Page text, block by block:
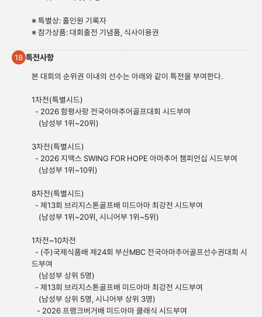
※ 특별상: 홀인원 기록자
※ 참가상품: 대회출전 기념품, 식사이용권
18 특전사항
본 대회의 순위권 이내의 선수는 아래와 같이 특전을 부여한다.
1차전(특별시드)
- 2026 함평사랑 전국아마추어골프대회 시드부여
(남성부 1위~20위)
3차전(특별시드)
- 2026 지맥스 SWING FOR HOPE 아마추어 챔피언십 시드부여
(남성부 1위~10위)
8차전(특별시드)
- 제13회 브리지스톤골프배 미드아마 최강전 시드부여
(남성부 1위~20위, 시니어부 1위~5위)
1차전~10차전
- (주)국제식품배 제24회 부산MBC 전국아마추어골프선수권대회 시
드부여
(남성부 상위 5명)
- 제13회 브리지스톤골프배 미드아마 최강전 시드부여
(남성부 상위 5명, 시니어부 상위 3명)
- 2026 프랭크버거배 미드아마 클래식 시드부여